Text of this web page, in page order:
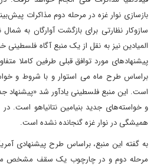
بازسازی نوار غزه در مرحله دوم مذاکرات
سازوکار نظارتی برای بازگشت آوارگان به
المیادین نیز به نقل از یک منبع آگاه فلسطینی
پیشنهادهای مورد توافق قبلی طرفین کاملا
براساس طرح ماه می‌ استوار و با شروط و
است. این منبع فلسطینی یادآور شد «پیشنهاد
و خواسته‌های جدید بنیامین نتانیاهو است.
همیشگی در نوار غزه گنجانده نشده است.
به گفته این منبع، براساس طرح پیشنهادی
مرحله دوم و در چارچوب یک سقف مشخص